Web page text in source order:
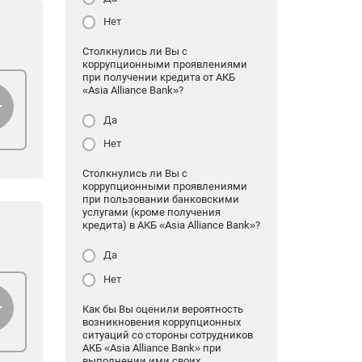
Нет
Столкнулись ли Вы с
коррупционными проявлениями
при получении кредита от АКБ
«Asia Alliance Bank»?
Да
Нет
Столкнулись ли Вы с
коррупционными проявлениями
при пользовании банковскими
услугами (кроме получения
кредита) в АКБ «Asia Alliance Bank»?
Да
Нет
Как бы Вы оценили вероятность
возникновения коррупционных
ситуаций со стороны сотрудников
АКБ «Asia Alliance Bank» при